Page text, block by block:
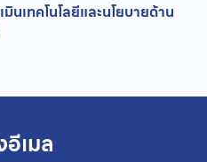
นเทคโนโลยีและนโยบายด้าน
เมล